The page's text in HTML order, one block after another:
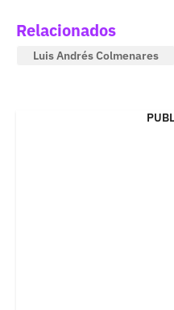
Relacionados
Luis Andrés Colmenares